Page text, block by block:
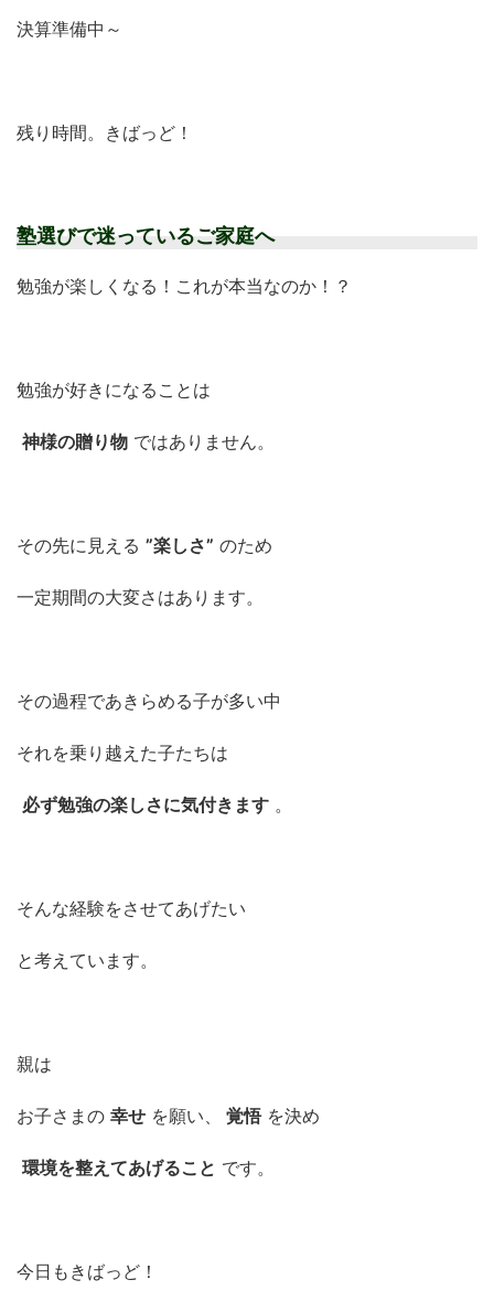
決算準備中～
残り時間。きばっど！
塾選びで迷っているご家庭へ
勉強が楽しくなる！これが本当なのか！？
勉強が好きになることは
神様の贈り物 ではありません。
その先に見える ”楽しさ” のため
一定期間の大変さはあります。
その過程であきらめる子が多い中
それを乗り越えた子たちは
必ず勉強の楽しさに気付きます 。
そんな経験をさせてあげたい
と考えています。
親は
お子さまの 幸せ を願い、 覚悟 を決め
環境を整えてあげること です。
今日もきばっど！